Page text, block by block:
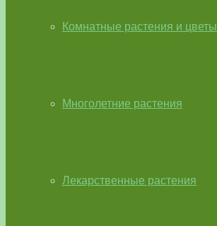
Комнатные растения и цветы
Многолетние растения
Лекарственные растения